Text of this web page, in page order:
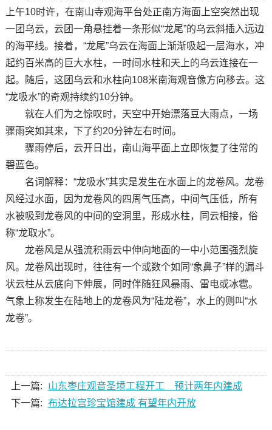
上午10时许，在南山寺观海平台处正南方海面上空突然出现
一团乌云，云团一角悬挂着一条形似“龙尾”的乌云斜插入远边
的海平线。接着，“龙尾”乌云在海面上渐渐吸起一层海水，冲
起约百米高的巨大水柱，一时间水柱和天上的乌云连接在一
起。随后，这团乌云和水柱向108米南海观音像方向移去。这
“龙吸水”的奇观持续约10分钟。
就在人们为之惊叹时，天空中开始漂落豆大雨点，一场
骤雨突如其来，下了约20分钟左右时间。
骤雨停后，云开日出，南山海平面上立即恢复了往常的
碧蓝色。
名词解释：“龙吸水”其实是发生在水面上的龙卷风。龙卷
风经过水面，因为龙卷风的四周气压高，中间气压低，所有
水被吸到龙卷风的中间的空洞里，形成水柱，同云相接，俗
称“龙取水”。
龙卷风是从强流积雨云中伸向地面的一中小范围强烈旋
风。龙卷风出现时，往往有一个或数个如同“象鼻子”样的漏斗
状云柱从云底向下伸展，同时伴随狂风暴雨、雷电或冰雹。
气象上称发生在陆地上的龙卷风为“陆龙卷”，水上的则叫“水
龙卷”。
上一篇:
山东枣庄观音圣境工程开工 预计两年内建成
下一篇: 布达拉宫珍宝馆建成 有望年内开放